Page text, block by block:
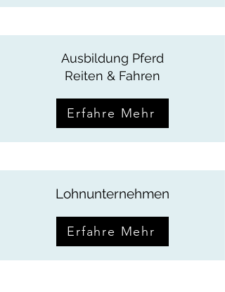
Ausbildung Pferd
Reiten & Fahren
Erfahre Mehr
Lohnunternehmen
Erfahre Mehr